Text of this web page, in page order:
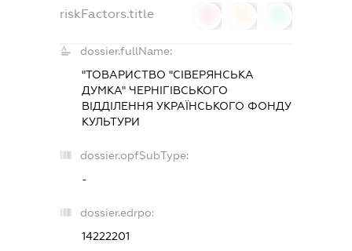
riskFactors.title
dossier.fullName:
"ТОВАРИСТВО "СІВЕРЯНСЬКА
ДУМКА" ЧЕРНІГІВСЬКОГО
ВІДДІЛЕННЯ УКРАЇНСЬКОГО ФОНДУ
КУЛЬТУРИ
dossier.opfSubType:
-
dossier.edrpo:
14222201